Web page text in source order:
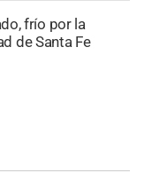
frío por la
de Santa Fe